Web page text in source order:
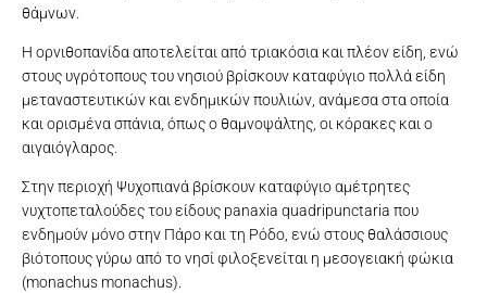
θάμνων.
Η ορνιθοπανίδα αποτελείται από τριακόσια και πλέον είδη, ενώ
στους υγρότοπους του νησιού βρίσκουν καταφύγιο πολλά είδη
μεταναστευτικών και ενδημικών πουλιών, ανάμεσα στα οποία
και ορισμένα σπάνια, όπως ο θαμνοψάλτης, οι κόρακες και ο
αιγαιόγλαρος.
Στην περιοχή Ψυχοπιανά βρίσκουν καταφύγιο αμέτρητες
νυχτοπεταλούδες του είδους panaxia quadripunctaria που
ενδημούν μόνο στην Πάρο και τη Ρόδο, ενώ στους θαλάσσιους
βιότοπους γύρω από το νησί φιλοξενείται η μεσογειακή φώκια
(monachus monachus).